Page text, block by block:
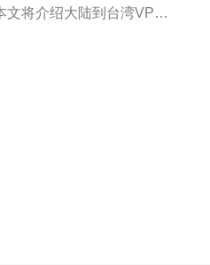
文将介绍大陆到台湾VPS
商的信誉度、网络质